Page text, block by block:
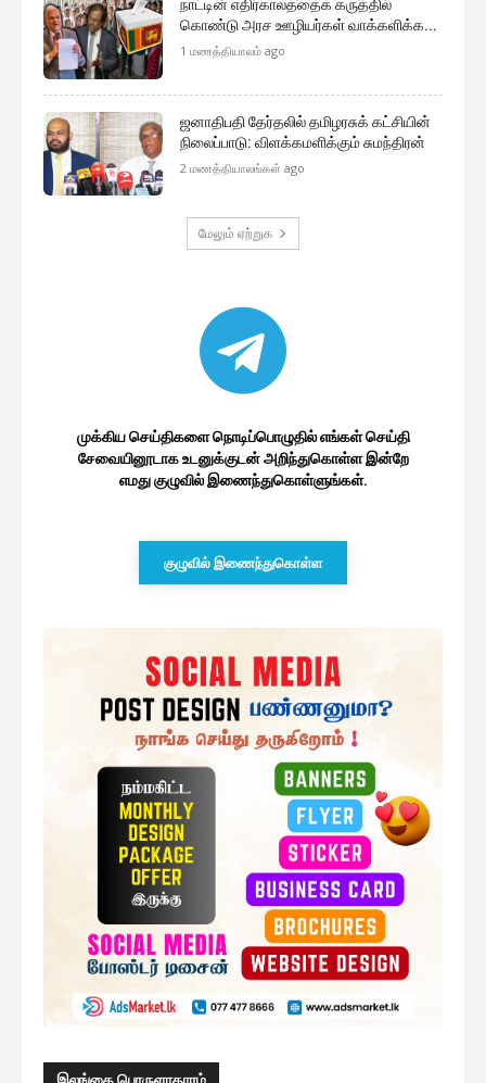
முக்கிய செய்திகளை நொடிப்பொழுதில் எங்கள் செய்தி
எமது குழுவில் இணைந்துகொள்ளுங்கள்.
குழுவில் இணைந்துகொள்ள
அரச ஊழியர்களின் சம்பள அதிகரிப்பு
தொடர்பிலான பரிந்துரை: ரணில்...
11 minutes ago
சுயேட்சை வேட்பாளர்களுக்கான
சின்னங்கள்
நாட்டின் எதிர்காலத்தைக் கருத்தில்
கொண்டு அரச ஊழியர்கள் வாக்களிக்க...
1 மணத்தியாலம் ago
ஜனாதிபதி தேர்தலில் தமிழரசுக் கட்சியின்
நிலைப்பாடு: விளக்கமளிக்கும் சுமந்திரன்
2 மணத்தியாலங்கள் ago
மேலும் ஏற்றுக